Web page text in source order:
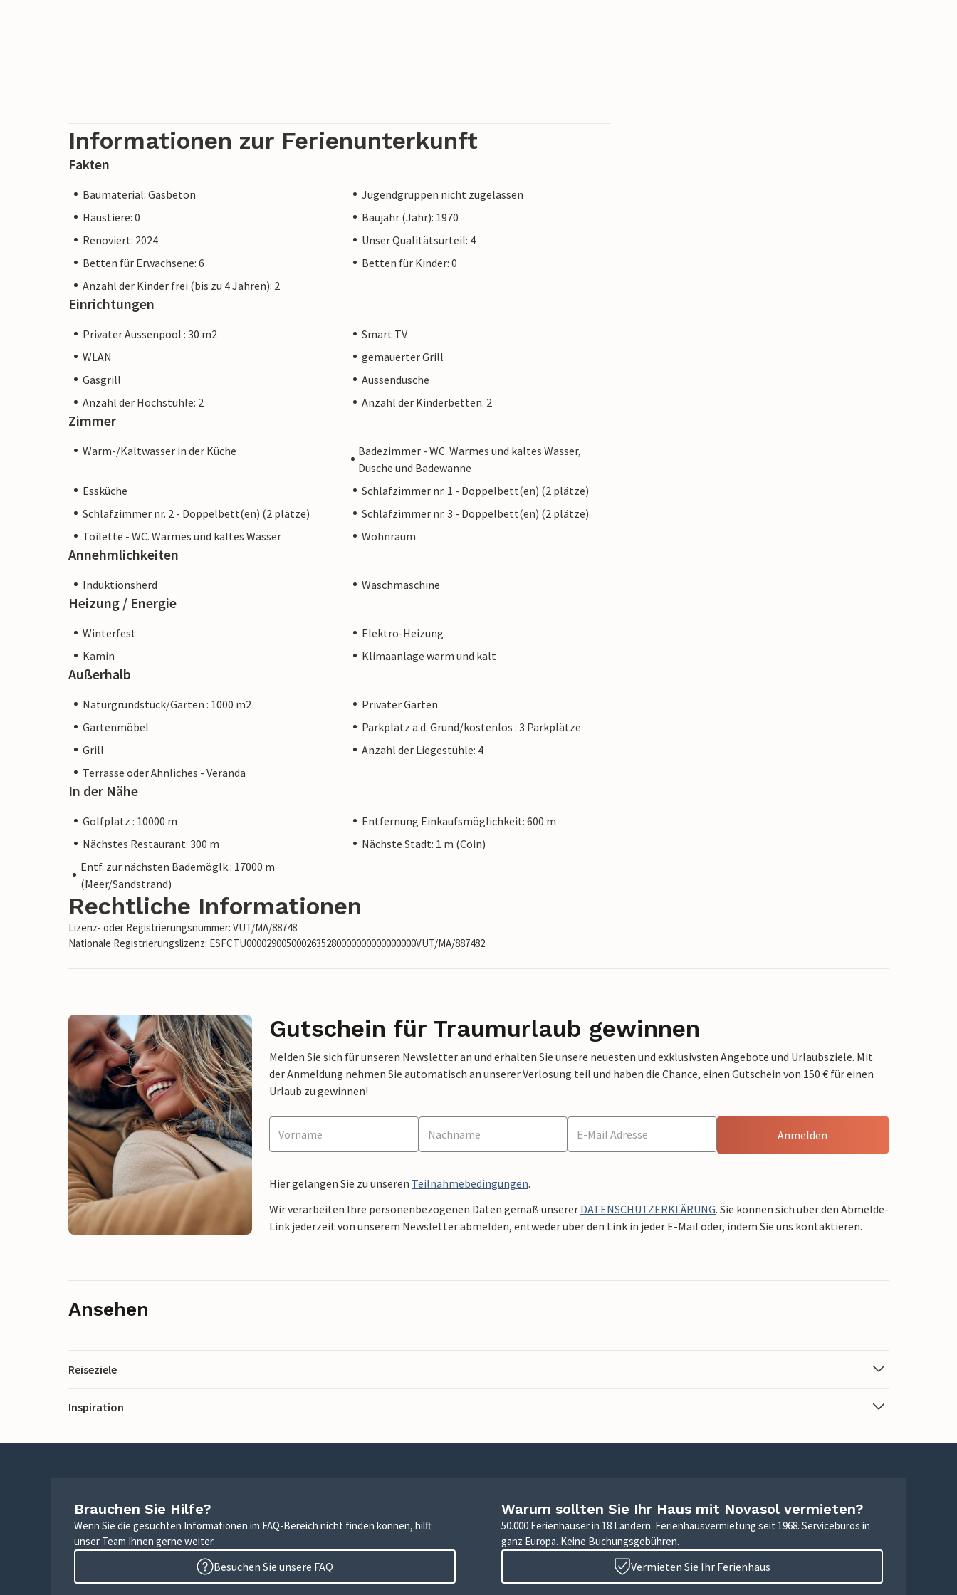
Informationen zur Ferienunterkunft
Fakten
Baumaterial: Gasbeton
Jugendgruppen nicht zugelassen
Haustiere: 0
Baujahr (Jahr): 1970
Renoviert: 2024
Unser Qualitätsurteil: 4
Betten für Erwachsene: 6
Betten für Kinder: 0
Anzahl der Kinder frei (bis zu 4 Jahren): 2
Einrichtungen
Privater Aussenpool : 30 m2
Smart TV
WLAN
gemauerter Grill
Gasgrill
Aussendusche
Anzahl der Hochstühle: 2
Anzahl der Kinderbetten: 2
Zimmer
Warm-/Kaltwasser in der Küche
Badezimmer - WC. Warmes und kaltes Wasser,
Dusche und Badewanne
Essküche
Schlafzimmer nr. 1 - Doppelbett(en) (2 plätze)
Schlafzimmer nr. 2 - Doppelbett(en) (2 plätze)
Schlafzimmer nr. 3 - Doppelbett(en) (2 plätze)
Toilette - WC. Warmes und kaltes Wasser
Wohnraum
Annehmlichkeiten
Induktionsherd Waschmaschine
Heizung / Energie
Winterfest
Elektro-Heizung
Kamin
Klimaanlage warm und kalt
Außerhalb
Naturgrundstück/Garten : 1000 m2
Privater Garten
Gartenmöbel
Parkplatz a.d. Grund/kostenlos : 3 Parkplätze
Grill
Anzahl der Liegestühle: 4
Terrasse oder Ähnliches - Veranda
In der Nähe
Golfplatz : 10000 m
Entfernung Einkaufsmöglichkeit: 600 m
Nächstes Restaurant: 300 m
Nächste Stadt: 1 m (Coin)
Entf. zur nächsten Bademöglk.: 17000 m
(Meer/Sandstrand)
Rechtliche Informationen
Lizenz- oder Registrierungsnummer: VUT/MA/88748
Nationale Registrierungslizenz: ESFCTU0000290050002635280000000000000000VUT/MA/887482
Gutschein für Traumurlaub gewinnen
Melden Sie sich für unseren Newsletter an und erhalten Sie unsere neuesten und exklusivsten Angebote und Urlaubsziele. Mit
der Anmeldung nehmen Sie automatisch an unserer Verlosung teil und haben die Chance, einen Gutschein von 150 € für einen
Urlaub zu gewinnen!
Anmelden
Hier gelangen Sie zu unseren Teilnahmebedingungen.
Wir verarbeiten Ihre personenbezogenen Daten gemäß unserer DATENSCHUTZERKLÄRUNG. Sie können sich über den Abmelde-
Link jederzeit von unserem Newsletter abmelden, entweder über den Link in jeder E-Mail oder, indem Sie uns kontaktieren.
Ansehen
Reiseziele
Inspiration
Brauchen Sie Hilfe?
Wenn Sie die gesuchten Informationen im FAQ-Bereich nicht finden können, hilft
unser Team Ihnen gerne weiter.
Besuchen Sie unsere FAQ
Warum sollten Sie Ihr Haus mit Novasol vermieten?
50.000 Ferienhäuser in 18 Ländern. Ferienhausvermietung seit 1968. Servicebüros in
ganz Europa. Keine Buchungsgebühren.
Vermieten Sie Ihr Ferienhaus